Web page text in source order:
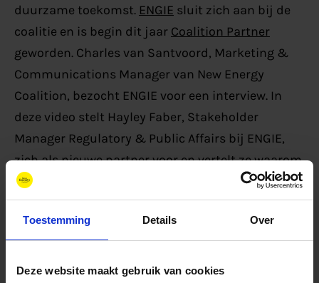
Toestemming Details Over
Deze website maakt gebruik van cookies
duurzame toekomst. ENGIE sluit zich aan bij de
coalitie en is begin dit jaar Coalition Partner
geworden. Charles van Santvoord, Marketing &
Communications Manager van New Energy
Coalition, bezocht ENGIE voor een interview. In
deze video stelt Hayley Faber, Stakeholder
Manager Regulatory & Public Affairs bij ENGIE,
zich als nieuwe partner voor en vertelt ze waarom
ze graag onderdeel van de coalitie willen zijn.